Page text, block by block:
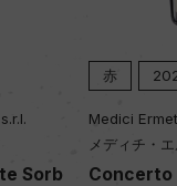
Sorb
赤
Medici
メディチ・
Concerto